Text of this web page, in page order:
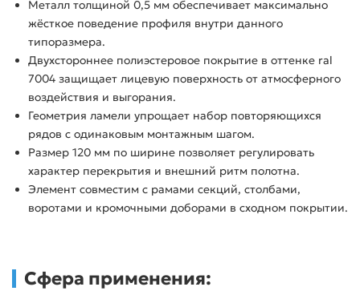
Металл толщиной 0,5 мм обеспечивает максимально
жёсткое поведение профиля внутри данного
типоразмера.
Двухстороннее полиэстеровое покрытие в оттенке ral
7004 защищает лицевую поверхность от атмосферного
воздействия и выгорания.
Геометрия ламели упрощает набор повторяющихся
рядов с одинаковым монтажным шагом.
Размер 120 мм по ширине позволяет регулировать
характер перекрытия и внешний ритм полотна.
Элемент совместим с рамами секций, столбами,
воротами и кромочными доборами в сходном покрытии.
Сфера применения: